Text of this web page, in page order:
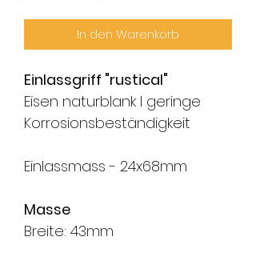
In den Warenkorb
Einlassgriff "rustical"
Eisen naturblank I geringe
Korrosionsbeständigkeit
Einlassmass - 24x68mm
Masse
Breite: 43mm